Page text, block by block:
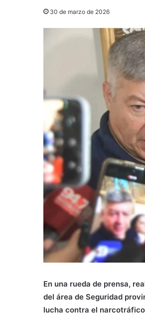
30 de marzo de 2026
En una rueda de prensa,
del área de Seguridad
lucha contra el